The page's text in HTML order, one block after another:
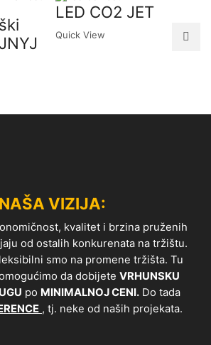
LED CO2 JET
Quick View
NAŠA VIZIJA:
kvalitet i brzina pruženih
od ostalih konkurenata na tržištu.
smo na promene tržišta. Tu
da dobijete VRHUNSKU
po MINIMALNOJ CENI.Do tada
, tj. neke od naših projekata.